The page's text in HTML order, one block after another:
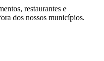
restaurantes e
dos nossos municípios.